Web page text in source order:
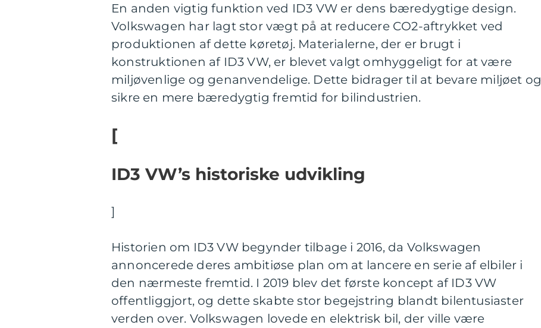
En anden vigtig funktion ved ID3 VW er dens bæredygtige design.
Volkswagen har lagt stor vægt på at reducere CO2-aftrykket ved
produktionen af dette køretøj. Materialerne, der er brugt i
konstruktionen af ID3 VW, er blevet valgt omhyggeligt for at være
miljøvenlige og genanvendelige. Dette bidrager til at bevare miljøet og
sikre en mere bæredygtig fremtid for bilindustrien.
[
ID3 VW’s historiske udvikling
]
Historien om ID3 VW begynder tilbage i 2016, da Volkswagen
annoncerede deres ambitiøse plan om at lancere en serie af elbiler i
den nærmeste fremtid. I 2019 blev det første koncept af ID3 VW
offentliggjort, og dette skabte stor begejstring blandt bilentusiaster
verden over. Volkswagen lovede en elektrisk bil, der ville være